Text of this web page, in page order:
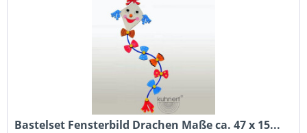
Bastelset Fensterbild Drachen Maße ca. 47 x 15...